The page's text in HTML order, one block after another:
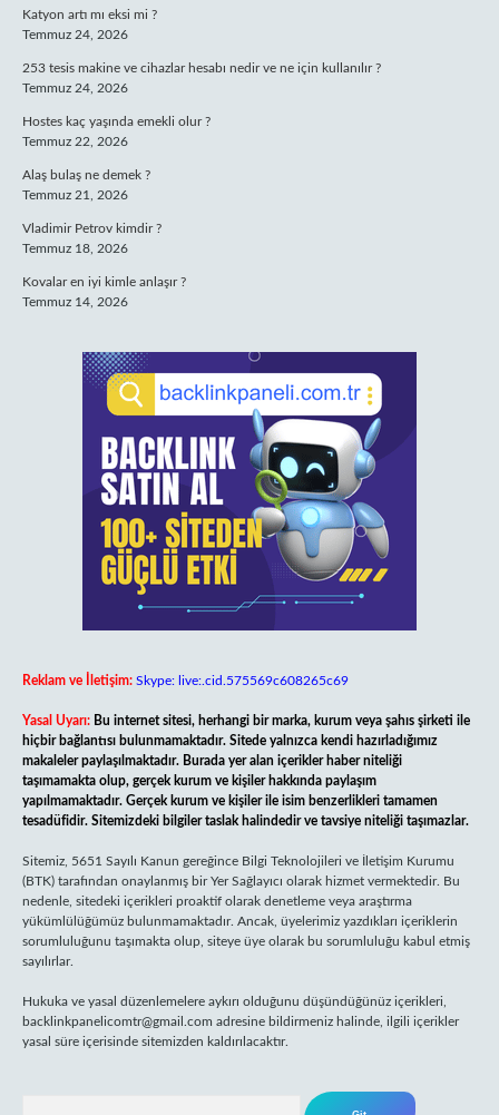
Katyon artı mı eksi mi ?
Temmuz 24, 2026
253 tesis makine ve cihazlar hesabı nedir ve ne için kullanılır ?
Temmuz 24, 2026
Hostes kaç yaşında emekli olur ?
Temmuz 22, 2026
Alaş bulaş ne demek ?
Temmuz 21, 2026
Vladimir Petrov kimdir ?
Temmuz 18, 2026
Kovalar en iyi kimle anlaşır ?
Temmuz 14, 2026
Reklam ve İletişim: Skype: live:.cid.575569c608265c69
Yasal Uyarı: Bu internet sitesi, herhangi bir marka, kurum veya şahıs şirketi ile
hiçbir bağlantısı bulunmamaktadır. Sitede yalnızca kendi hazırladığımız
makaleler paylaşılmaktadır. Burada yer alan içerikler haber niteliği
taşımamakta olup, gerçek kurum ve kişiler hakkında paylaşım
yapılmamaktadır. Gerçek kurum ve kişiler ile isim benzerlikleri tamamen
tesadüfidir. Sitemizdeki bilgiler taslak halindedir ve tavsiye niteliği taşımazlar.
Sitemiz, 5651 Sayılı Kanun gereğince Bilgi Teknolojileri ve İletişim Kurumu
(BTK) tarafından onaylanmış bir Yer Sağlayıcı olarak hizmet vermektedir. Bu
nedenle, sitedeki içerikleri proaktif olarak denetleme veya araştırma
yükümlülüğümüz bulunmamaktadır. Ancak, üyelerimiz yazdıkları içeriklerin
sorumluluğunu taşımakta olup, siteye üye olarak bu sorumluluğu kabul etmiş
sayılırlar.
Hukuka ve yasal düzenlemelere aykırı olduğunu düşündüğünüz içerikleri,
backlinkpanelicomtr@gmail.com adresine bildirmeniz halinde, ilgili içerikler
yasal süre içerisinde sitemizden kaldırılacaktır.